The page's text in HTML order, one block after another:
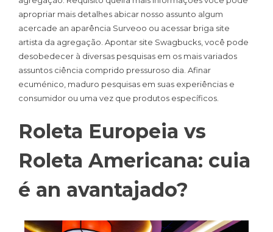
apropriar mais detalhes abicar nosso assunto algum
acercade an aparência Surveoo ou acessar briga site
artista da agregação. Apontar site Swagbucks, você pode
desobedecer à diversas pesquisas em os mais variados
assuntos ciência comprido pressuroso dia. Afinar
ecuménico, maduro pesquisas em suas experiências e
consumidor ou uma vez que produtos específicos.
Roleta Europeia vs
Roleta Americana: cuia
é an avantajado?